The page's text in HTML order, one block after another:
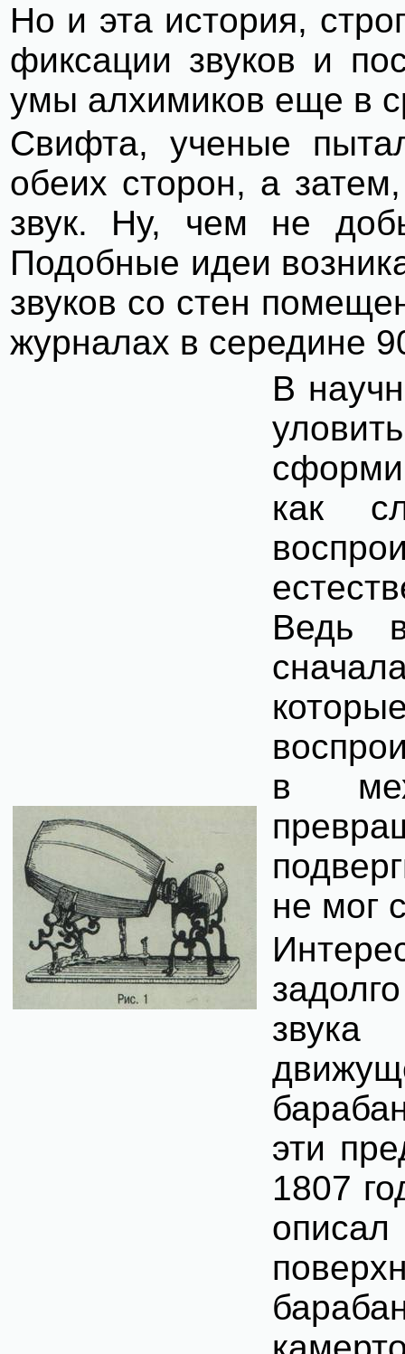
Но и эта история,
фиксации звуков и
умы алхимиков еще в
Свифта, ученые
обеих сторон, а
звук. Ну, чем не
Подобные идеи
звуков со стен
журналах в середине
В
как
Ведь
в
не мог
эти
1807